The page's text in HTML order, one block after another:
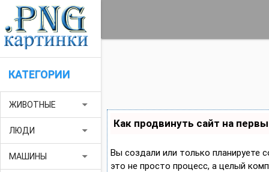
КАТЕГОРИИ
ЖИВОТНЫЕ arrow_drop_down
ЛЮДИ arrow_drop_down
МАШИНЫ arrow_drop_down
Как продвинуть сайт на
Вы создали или только планируете
это не просто процесс, а целый